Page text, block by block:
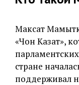
Максат
«Чон Казат»,
стране
поддерживал